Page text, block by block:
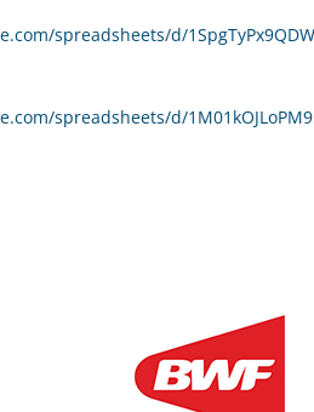
spreadsheets/d/
spreadsheets/d/